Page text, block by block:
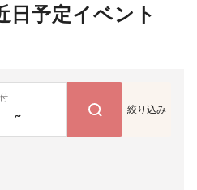
日予定イベント
~ 絞り込み